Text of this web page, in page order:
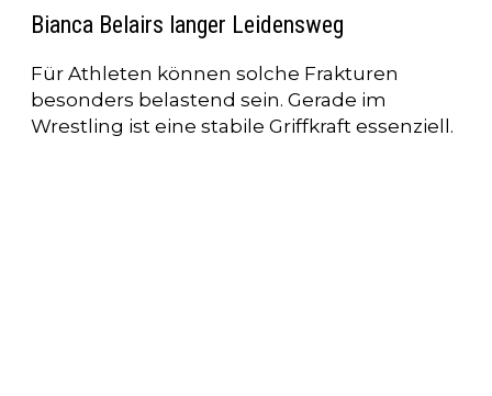
Bianca Belairs langer Leidensweg
Für Athleten können solche Frakturen
besonders belastend sein. Gerade im
Wrestling ist eine stabile Griffkraft essenziell.